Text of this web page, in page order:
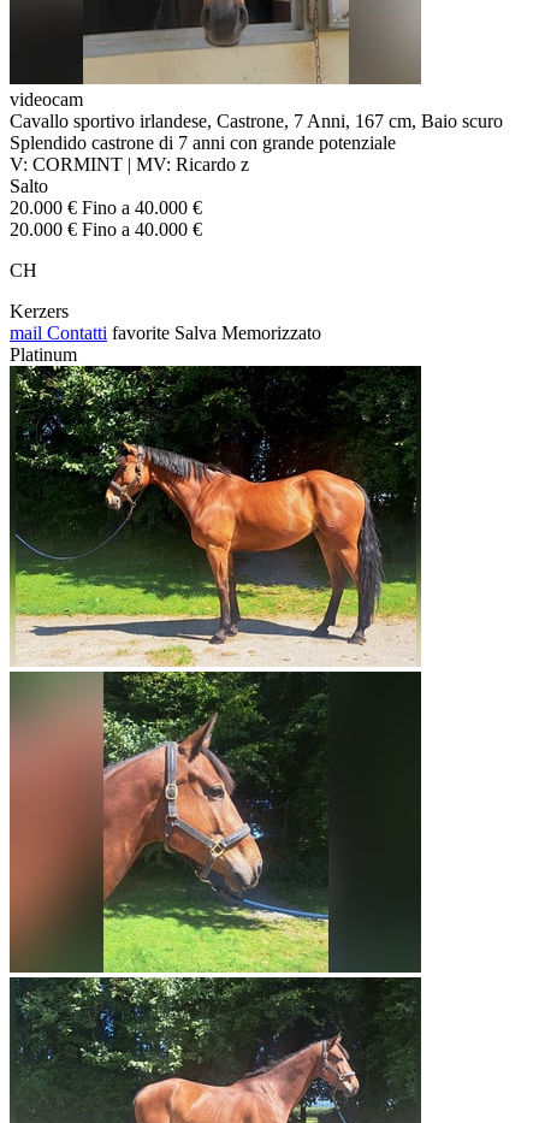
videocam
Cavallo sportivo irlandese, Castrone, 7 Anni, 167 cm, Baio scuro
Splendido castrone di 7 anni con grande potenziale
V: CORMINT | MV: Ricardo z
Salto
20.000 € Fino a 40.000 €
20.000 € Fino a 40.000 €
CH
Kerzers
mail Contatti favorite Salva Memorizzato
Platinum